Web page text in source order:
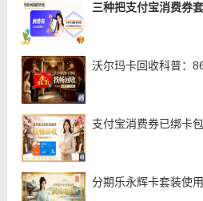
三种把支付宝消费券
沃尔玛卡回收科普：
支付宝消费券已绑卡
分期乐永辉卡套装使